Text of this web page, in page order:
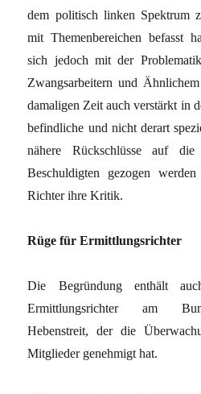
dem politisch linken Spektrum
mit Themenbereichen befasst
sich jedoch mit der
Zwangsarbeitern und
damaligen Zeit auch verstärkt in
befindliche und nicht derart
nähere Rückschlüsse auf
Beschuldigten gezogen
Richter ihre Kritik.
Rüge für Ermittlungsrichter
Die Begründung enthält
Ermittlungsrichter am
Hebenstreit, der die
Mitglieder genehmigt hat.